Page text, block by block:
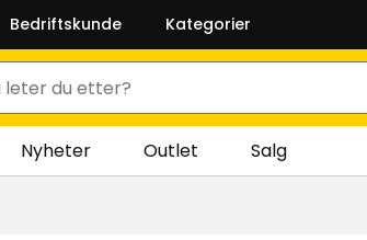
Bedriftskunde Kategorier
Nyheter Outlet Salg